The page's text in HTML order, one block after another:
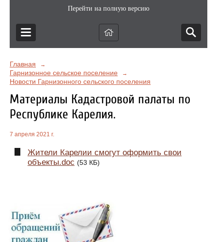
Перейти на полную версию
Главная →
Гарнизонное сельское поселение →
Новости Гарнизонного сельского поселения
Материалы Кадастровой палаты по
Республике Карелия.
7 апреля 2021 г.
Жители Карелии смогут оформить свои
объекты.doc (53 КБ)